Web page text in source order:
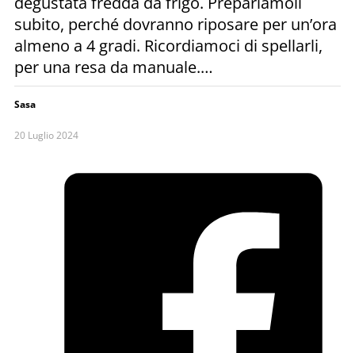
subito, perché dovranno riposare per un’ora
almeno a 4 gradi. Ricordiamoci di spellarli,
per una resa da manuale.…
Sasa
20 Luglio 2024